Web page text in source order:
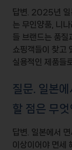
답변. 2025년 일
는 무인양품 니나
들 브랜드는 품질
쇼핑객들이 찾고
실용적인 제품들
질문. 일본
할 점은 무
답변. 일본에서
이상이어야 면세